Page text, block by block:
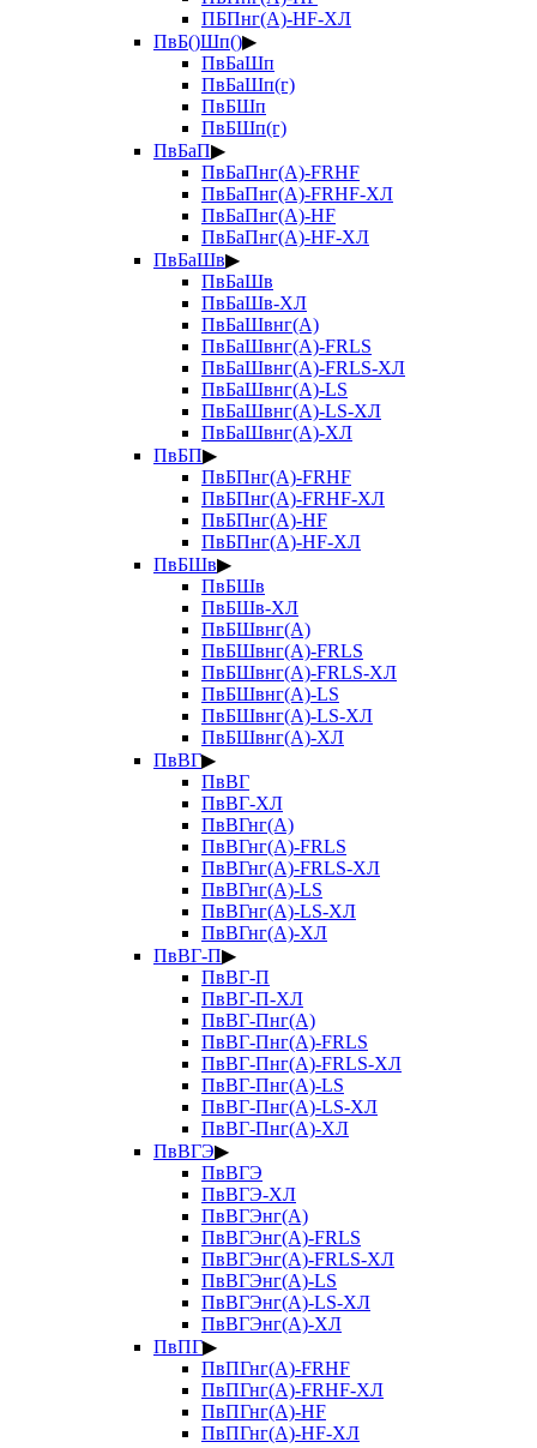
ПБПнг(А)-HF-ХЛ
ПвБ()Шп()▶
ПвБаШп
ПвБаШп(г)
ПвБШп
ПвБШп(г)
ПвБаП▶
ПвБаПнг(А)-FRHF
ПвБаПнг(А)-FRHF-ХЛ
ПвБаПнг(А)-HF
ПвБаПнг(А)-HF-ХЛ
ПвБаШв▶
ПвБаШв
ПвБаШв-ХЛ
ПвБаШвнг(А)
ПвБаШвнг(А)-FRLS
ПвБаШвнг(А)-FRLS-ХЛ
ПвБаШвнг(А)-LS
ПвБаШвнг(А)-LS-ХЛ
ПвБаШвнг(А)-ХЛ
ПвБП▶
ПвБПнг(А)-FRHF
ПвБПнг(А)-FRHF-ХЛ
ПвБПнг(А)-HF
ПвБПнг(А)-HF-ХЛ
ПвБШв▶
ПвБШв
ПвБШв-ХЛ
ПвБШвнг(А)
ПвБШвнг(А)-FRLS
ПвБШвнг(А)-FRLS-ХЛ
ПвБШвнг(А)-LS
ПвБШвнг(А)-LS-ХЛ
ПвБШвнг(А)-ХЛ
ПвВГ▶
ПвВГ
ПвВГ-ХЛ
ПвВГнг(А)
ПвВГнг(А)-FRLS
ПвВГнг(А)-FRLS-ХЛ
ПвВГнг(А)-LS
ПвВГнг(А)-LS-ХЛ
ПвВГнг(А)-ХЛ
ПвВГ-П▶
ПвВГ-П
ПвВГ-П-ХЛ
ПвВГ-Пнг(А)
ПвВГ-Пнг(А)-FRLS
ПвВГ-Пнг(А)-FRLS-ХЛ
ПвВГ-Пнг(А)-LS
ПвВГ-Пнг(А)-LS-ХЛ
ПвВГ-Пнг(А)-ХЛ
ПвВГЭ▶
ПвВГЭ
ПвВГЭ-ХЛ
ПвВГЭнг(А)
ПвВГЭнг(А)-FRLS
ПвВГЭнг(А)-FRLS-ХЛ
ПвВГЭнг(А)-LS
ПвВГЭнг(А)-LS-ХЛ
ПвВГЭнг(А)-ХЛ
ПвПГ▶
ПвПГнг(А)-FRHF
ПвПГнг(А)-FRHF-ХЛ
ПвПГнг(А)-HF
ПвПГнг(А)-HF-ХЛ